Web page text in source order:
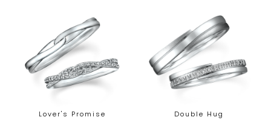
Lover's Promise Double Hug